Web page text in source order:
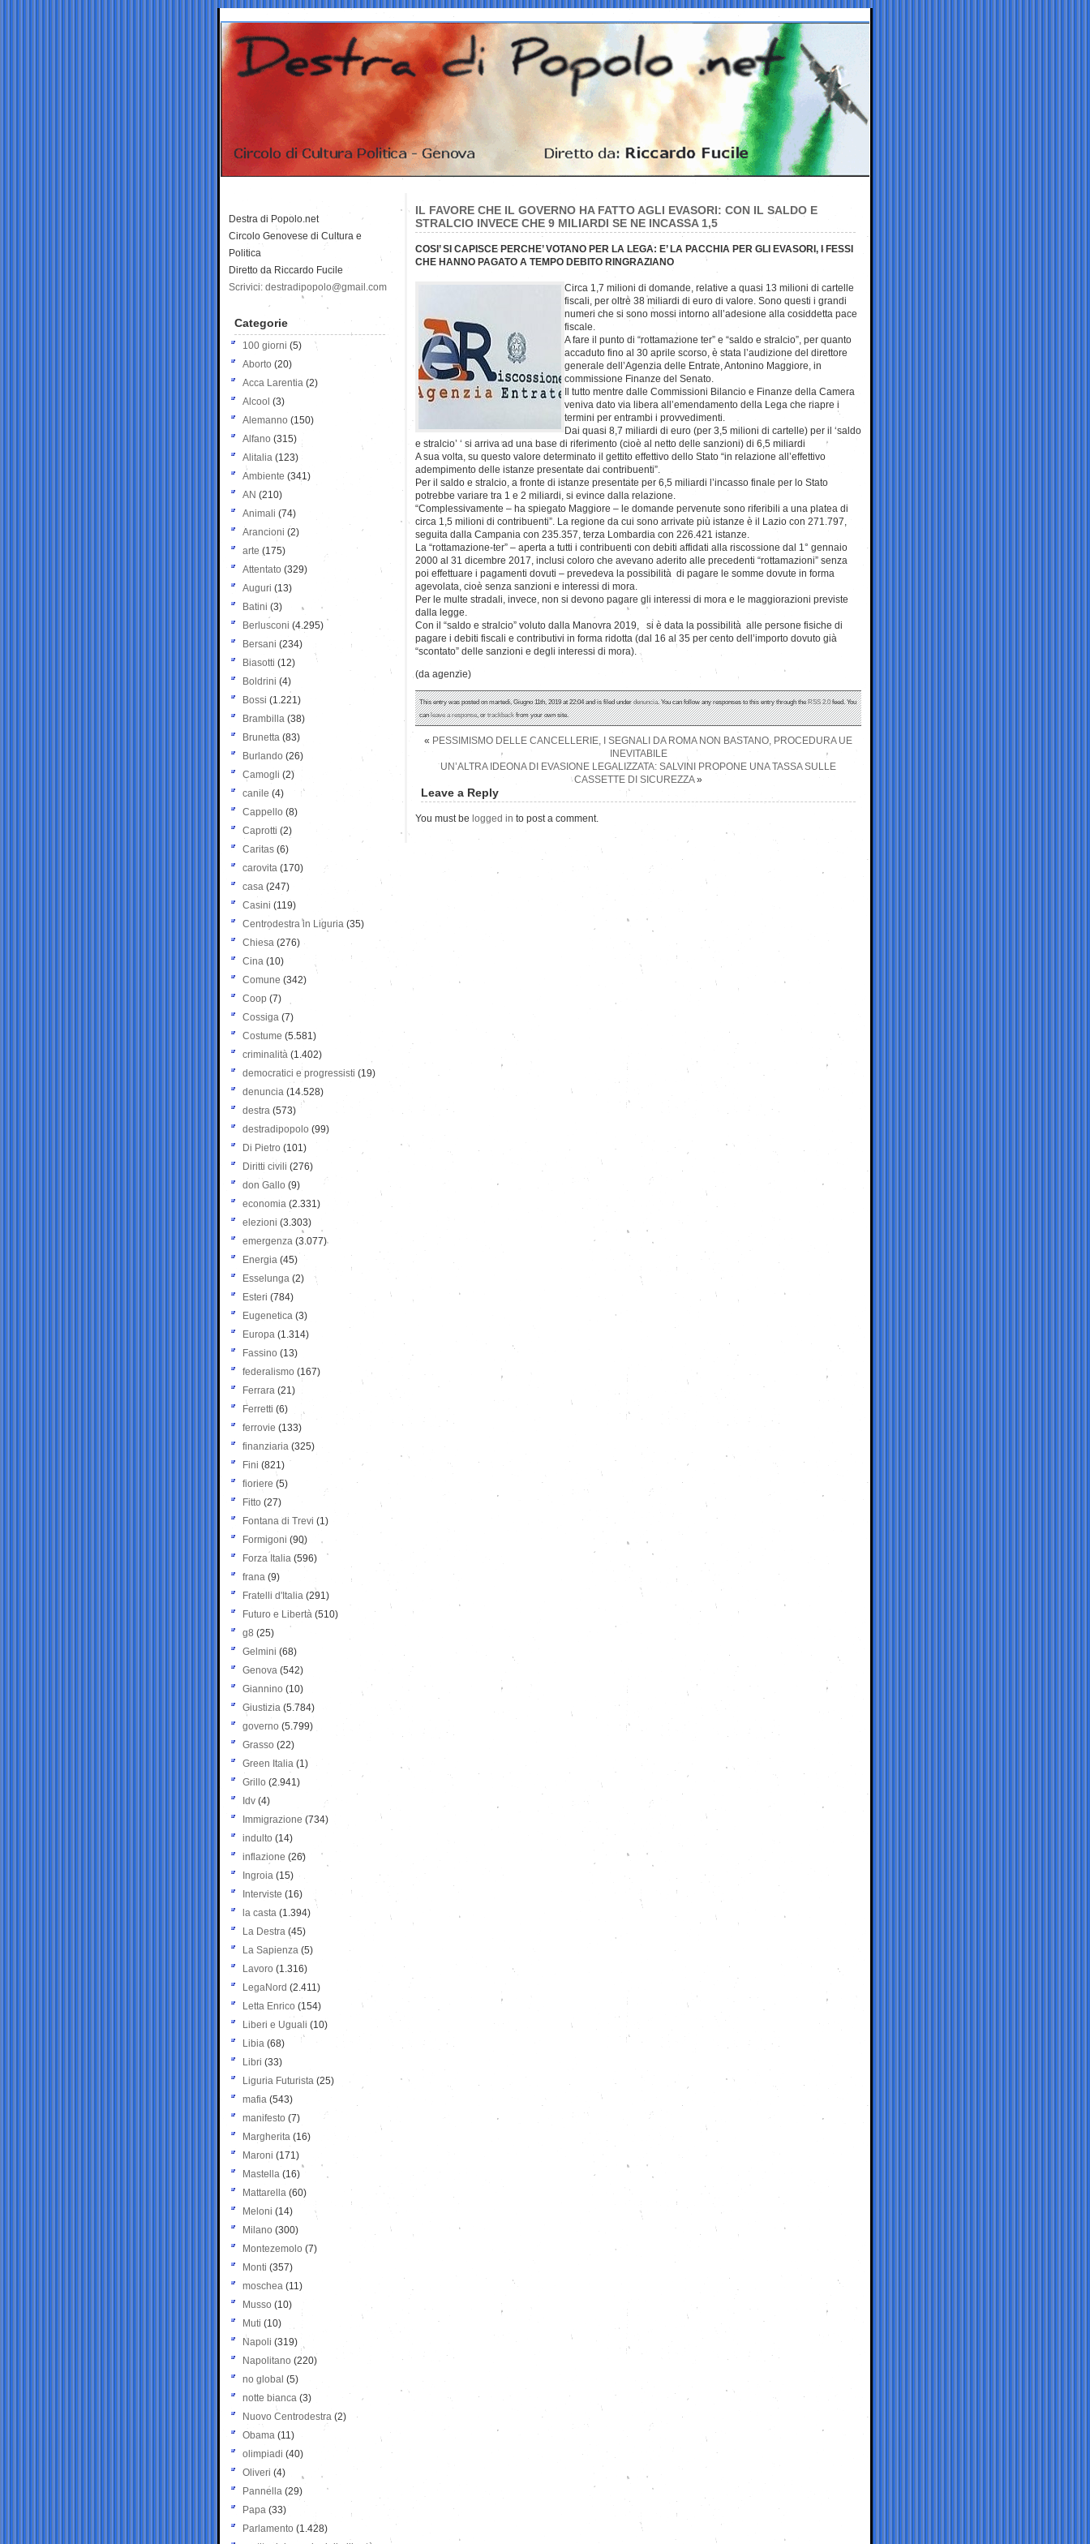
IL FAVORE CHE IL GOVERNO HA FATTO AGLI EVASORI: CON IL SALDO E
STRALCIO INVECE CHE 9 MILIARDI SE NE INCASSA 1,5
COSI’ SI CAPISCE PERCHE’ VOTANO PER LA LEGA: E’ LA PACCHIA PER GLI EVASORI, I FESSI
CHE HANNO PAGATO A TEMPO DEBITO RINGRAZIANO
Circa 1,7 milioni di domande, relative a quasi 13 milioni di cartelle
fiscali, per oltre 38 miliardi di euro di valore. Sono questi i grandi
numeri che si sono mossi intorno all’adesione alla cosiddetta pace
fiscale.
A fare il punto di “rottamazione ter” e “saldo e stralcio”, per quanto
accaduto fino al 30 aprile scorso, è stata l’audizione del direttore
generale dell’Agenzia delle Entrate, Antonino Maggiore, in
commissione Finanze del Senato.
Il tutto mentre dalle Commissioni Bilancio e Finanze della Camera
veniva dato via libera all’emendamento della Lega che riapre i
termini per entrambi i provvedimenti.
Dai quasi 8,7 miliardi di euro (per 3,5 milioni di cartelle) per il ‘saldo
e stralcio’ ‘ si arriva ad una base di riferimento (cioè al netto delle sanzioni) di 6,5 miliardi
A sua volta, su questo valore determinato il gettito effettivo dello Stato “in relazione all’effettivo
adempimento delle istanze presentate dai contribuenti”.
Per il saldo e stralcio, a fronte di istanze presentate per 6,5 miliardi l’incasso finale per lo Stato
potrebbe variare tra 1 e 2 miliardi, si evince dalla relazione.
“Complessivamente – ha spiegato Maggiore – le domande pervenute sono riferibili a una platea di
circa 1,5 milioni di contribuenti”. La regione da cui sono arrivate più istanze è il Lazio con 271.797,
seguita dalla Campania con 235.357, terza Lombardia con 226.421 istanze.
La “rottamazione-ter” – aperta a tutti i contribuenti con debiti affidati alla riscossione dal 1° gennaio
2000 al 31 dicembre 2017, inclusi coloro che avevano aderito alle precedenti “rottamazioni” senza
poi effettuare i pagamenti dovuti – prevedeva la possibilità di pagare le somme dovute in forma
agevolata, cioè senza sanzioni e interessi di mora.
Per le multe stradali, invece, non si devono pagare gli interessi di mora e le maggiorazioni previste
dalla legge.
Con il “saldo e stralcio” voluto dalla Manovra 2019, si è data la possibilità alle persone fisiche di
pagare i debiti fiscali e contributivi in forma ridotta (dal 16 al 35 per cento dell’importo dovuto già
“scontato” delle sanzioni e degli interessi di mora).
(da agenzie)
This entry was posted on martedì, Giugno 11th, 2019 at 22:04 and is filed underdenuncia. You can follow any responses to this entry through theRSS 2.0feed. You
canleave a response, ortrackbackfrom your own site.
« PESSIMISMO DELLE CANCELLERIE, I SEGNALI DA ROMA NON BASTANO, PROCEDURA UE
INEVITABILE
UN’ALTRA IDEONA DI EVASIONE LEGALIZZATA: SALVINI PROPONE UNA TASSA SULLE
CASSETTE DI SICUREZZA»
Leave a Reply
You must be logged in to post a comment.
Destra di Popolo.net
Circolo Genovese di Cultura e
Politica
Diretto da Riccardo Fucile
Scrivici: destradipopolo@gmail.com
Categorie
100 giorni (5)
Aborto (20)
Acca Larentia (2)
Alcool (3)
Alemanno (150)
Alfano (315)
Alitalia (123)
Ambiente (341)
AN (210)
Animali (74)
Arancioni (2)
arte (175)
Attentato (329)
Auguri (13)
Batini (3)
Berlusconi (4.295)
Bersani (234)
Biasotti (12)
Boldrini (4)
Bossi (1.221)
Brambilla (38)
Brunetta (83)
Burlando (26)
Camogli (2)
canile (4)
Cappello (8)
Caprotti (2)
Caritas (6)
carovita (170)
casa (247)
Casini (119)
Centrodestra in Liguria (35)
Chiesa (276)
Cina (10)
Comune (342)
Coop (7)
Cossiga (7)
Costume (5.581)
criminalità (1.402)
democratici e progressisti (19)
denuncia (14.528)
destra (573)
destradipopolo (99)
Di Pietro (101)
Diritti civili (276)
don Gallo (9)
economia (2.331)
elezioni (3.303)
emergenza (3.077)
Energia (45)
Esselunga (2)
Esteri (784)
Eugenetica (3)
Europa (1.314)
Fassino (13)
federalismo (167)
Ferrara (21)
Ferretti (6)
ferrovie (133)
finanziaria (325)
Fini (821)
fioriere (5)
Fitto (27)
Fontana di Trevi (1)
Formigoni (90)
Forza Italia (596)
frana (9)
Fratelli d'Italia (291)
Futuro e Libertà (510)
g8 (25)
Gelmini (68)
Genova (542)
Giannino (10)
Giustizia (5.784)
governo (5.799)
Grasso (22)
Green Italia (1)
Grillo (2.941)
Idv (4)
Immigrazione (734)
indulto (14)
inflazione (26)
Ingroia (15)
Interviste (16)
la casta (1.394)
La Destra (45)
La Sapienza (5)
Lavoro (1.316)
LegaNord (2.411)
Letta Enrico (154)
Liberi e Uguali (10)
Libia (68)
Libri (33)
Liguria Futurista (25)
mafia (543)
manifesto (7)
Margherita (16)
Maroni (171)
Mastella (16)
Mattarella (60)
Meloni (14)
Milano (300)
Montezemolo (7)
Monti (357)
moschea (11)
Musso (10)
Muti (10)
Napoli (319)
Napolitano (220)
no global (5)
notte bianca (3)
Nuovo Centrodestra (2)
Obama (11)
olimpiadi (40)
Oliveri (4)
Pannella (29)
Papa (33)
Parlamento (1.428)